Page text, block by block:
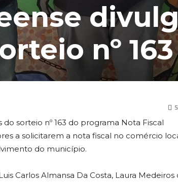
nº 163
sorteio nº 163 do programa Nota Fiscal
a solicitarem a nota fiscal no comércio
do município.
Carlos Almansa Da Costa, Laura Medeiros